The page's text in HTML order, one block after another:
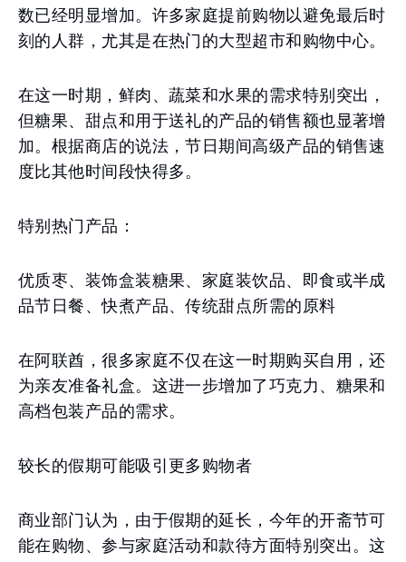
数已经明显增加。许多家庭提前购物以避免最后时
刻的人群，尤其是在热门的大型超市和购物中心。
在这一时期，鲜肉、蔬菜和水果的需求特别突出，
但糖果、甜点和用于送礼的产品的销售额也显著增
加。根据商店的说法，节日期间高级产品的销售速
度比其他时间段快得多。
特别热门产品：
优质枣、装饰盒装糖果、家庭装饮品、即食或半成
品节日餐、快煮产品、传统甜点所需的原料
在阿联酋，很多家庭不仅在这一时期购买自用，还
为亲友准备礼盒。这进一步增加了巧克力、糖果和
高档包装产品的需求。
较长的假期可能吸引更多购物者
商业部门认为，由于假期的延长，今年的开斋节可
能在购物、参与家庭活动和款待方面特别突出。这